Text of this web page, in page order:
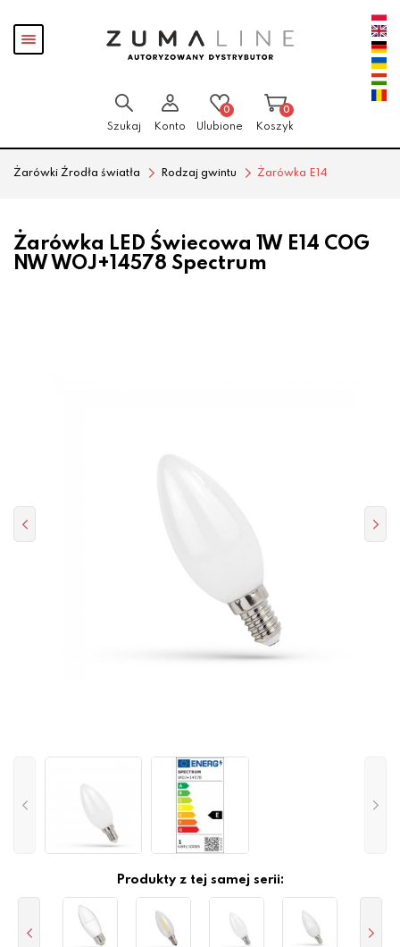
Pokaż
menu
Szukaj Konto
0
Ulubione
0
Koszyk
Żarówki Źrodła światła Rodzaj gwintu Żarówka E14
Żarówka LED Świecowa 1W E14 COG
NW WOJ+14578 Spectrum
Produkty z tej samej serii: